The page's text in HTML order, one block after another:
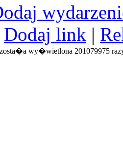
Dodaj link |
wy�wietlona 201079975